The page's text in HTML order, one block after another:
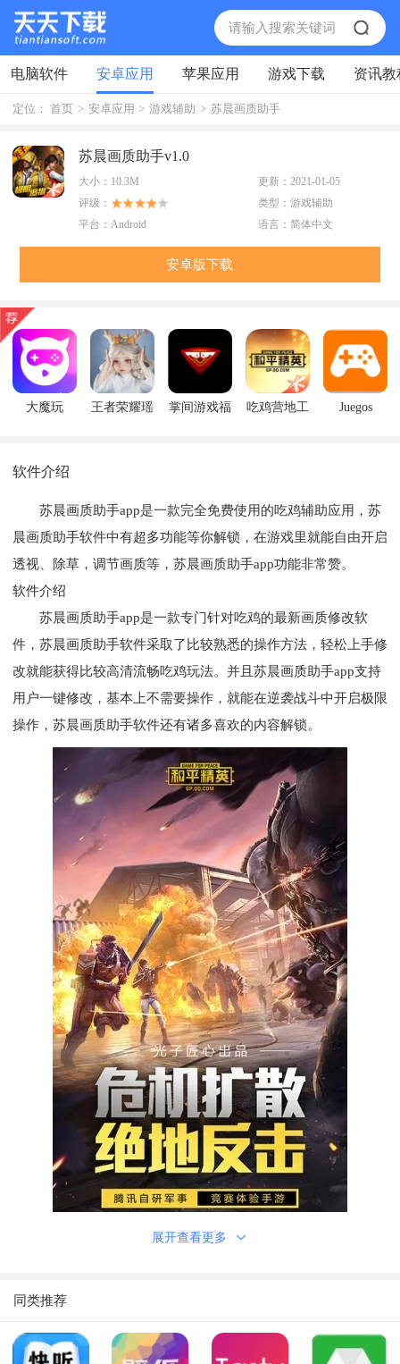
电脑软件 安卓应用 苹果应用 游戏下载 资讯教
定位： 首页 > 安卓应用 > 游戏辅助 > 苏晨画质助手
苏晨画质助手v1.0
大小： 10.3M 更新： 2021-01-05
评级：
类型： 游戏辅助
平台： Android 语言： 简体中文
安卓版下载
大魔玩
王者荣耀瑶
掌间游戏福
吃鸡营地工
Juegos
软件介绍
苏晨画质助手app是一款完全免费使用的吃鸡辅助应用，苏
晨画质助手软件中有超多功能等你解锁，在游戏里就能自由开启
透视、除草，调节画质等，苏晨画质助手app功能非常赞。
软件介绍
苏晨画质助手app是一款专门针对吃鸡的最新画质修改软
件，苏晨画质助手软件采取了比较熟悉的操作方法，轻松上手修
改就能获得比较高清流畅吃鸡玩法。并且苏晨画质助手app支持
用户一键修改，基本上不需要操作，就能在逆袭战斗中开启极限
操作，苏晨画质助手软件还有诸多喜欢的内容解锁。
多种多样吃鸡辅助专用工具，完全免费使用，不用苹果越
展开查看更多
同类推荐